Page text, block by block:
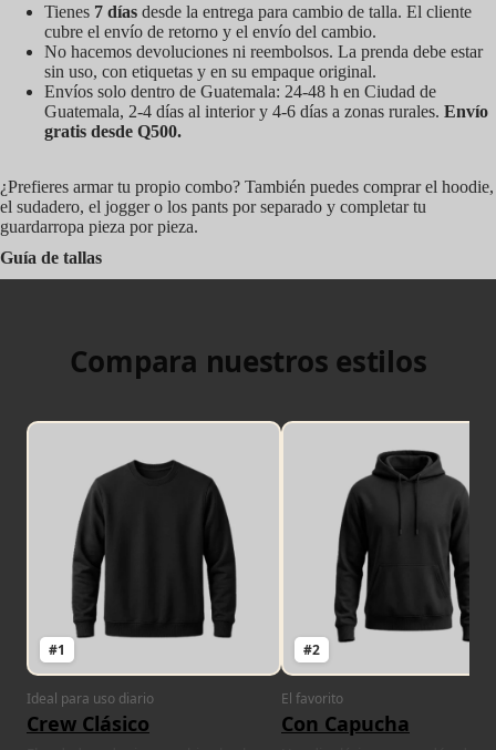
Tienes 7 días desde la entrega para cambio de talla. El cliente
cubre el envío de retorno y el envío del cambio.
No hacemos devoluciones ni reembolsos. La prenda debe estar
sin uso, con etiquetas y en su empaque original.
Envíos solo dentro de Guatemala: 24-48 h en Ciudad de
Guatemala, 2-4 días al interior y 4-6 días a zonas rurales. Envío
gratis desde Q500.
¿Prefieres armar tu propio combo? También puedes comprar el hoodie,
el sudadero, el jogger o los pants por separado y completar tu
guardarropa pieza por pieza.
Guía de tallas
Compara nuestros estilos
#1
Ideal para uso diario
Crew Clásico
#2
El favorito
Con Capucha